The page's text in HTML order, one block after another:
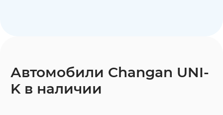
Автомобили Changan UNI-
K в наличии